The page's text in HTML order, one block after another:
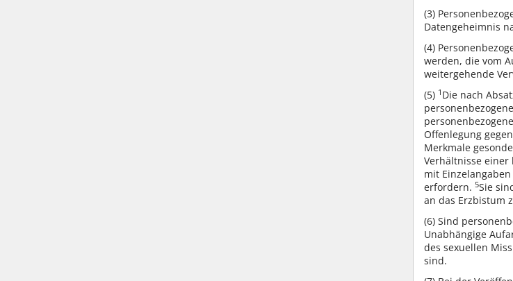
(3)
Datengeheimnis
(4)
werden, die vom
weitergehende
(5) 1 Die nach
Offenlegung
Merkmale
Verhältnisse
mit
erfordern. 5Sie
an das Erzbistum
(6) Sind
Unabhängige
des sexuellen
sind.